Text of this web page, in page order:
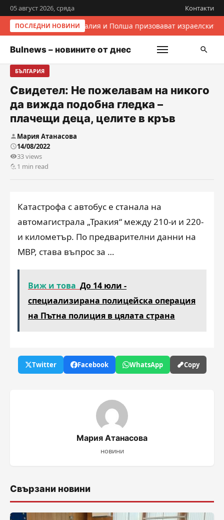
05 август 2026, сряда Контакти
ПОСЛЕДНИ НОВИНИИталия и Полша призовават
Bulnews – новините от днес
БЪЛГАРИЯ
Свидетел: Не пожелавам на никого
да вижда подобна гледка –
плачещи деца, целите в кръв
Мария Атанасова
14/08/2022
33 views
1 min read
Катастрофа с автобус е станала на
автомагистрала „Тракия“ между 210-и и 220-
и километър. По предварителни данни на
МВР, става въпрос за …
Виж и това До 14 юли -
специализирана полицейска операция
на Пътна полиция в цялата страна
Twitter Facebook WhatsApp Copy
Мария Атанасова
новини
Свързани новини